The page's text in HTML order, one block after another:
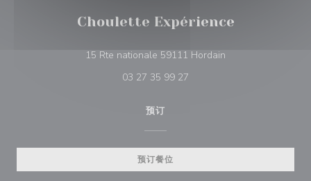
Choulette Expérience
15 Rte nationale 59111 Hordain
03 27 35 99 27
预订
预订餐位